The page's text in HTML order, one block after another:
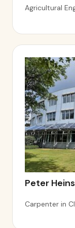
Agricultural
Peter
Carpenter in